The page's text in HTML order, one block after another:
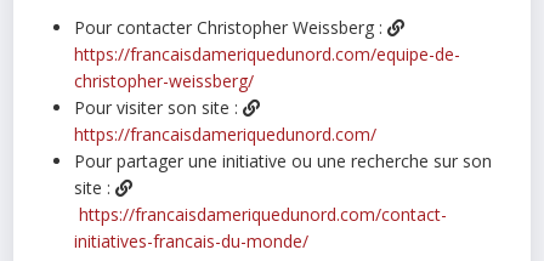
Pour contacter Christopher Weissberg :
https://francaisdameriquedunord.com/equipe-de-
christopher-weissberg/
Pour visiter son site :
https://francaisdameriquedunord.com/
Pour partager une initiative ou une recherche sur son
site :
https://francaisdameriquedunord.com/contact-
initiatives-francais-du-monde/